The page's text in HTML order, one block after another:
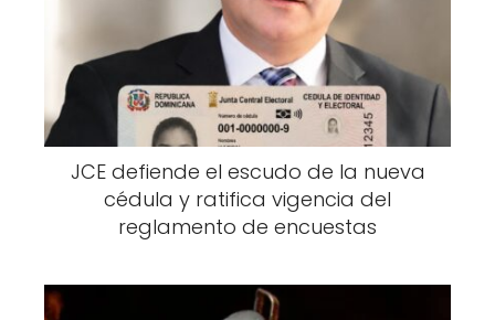
JCE defiende el escudo de la nueva
cédula y ratifica vigencia del
reglamento de encuestas